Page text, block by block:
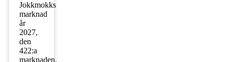
Jokkmokks
marknad
år
2027,
den
422:a
marknaden,